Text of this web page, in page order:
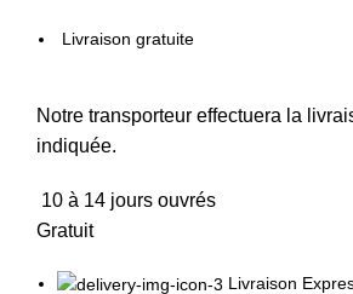
Livraison gratuite
Notre transporteur effectuera la
indiquée.
10 à 14 jours ouvrés
Gratuit
Livraison